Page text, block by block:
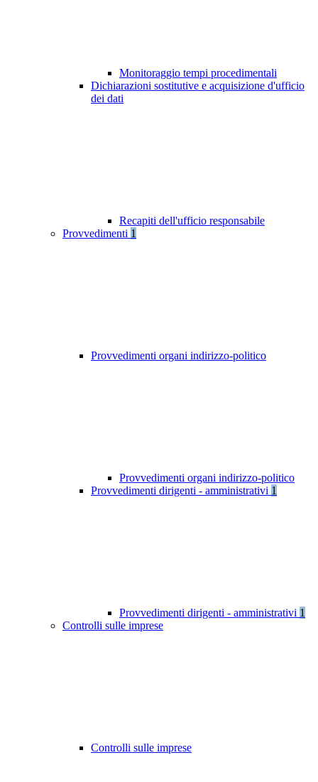
Monitoraggio tempi procedimentali
Dichiarazioni sostitutive e acquisizione d'ufficio
dei dati
Recapiti dell'ufficio responsabile
Provvedimenti 1
Provvedimenti organi indirizzo-politico
Provvedimenti organi indirizzo-politico
Provvedimenti dirigenti - amministrativi 1
Provvedimenti dirigenti - amministrativi 1
Controlli sulle imprese
Controlli sulle imprese